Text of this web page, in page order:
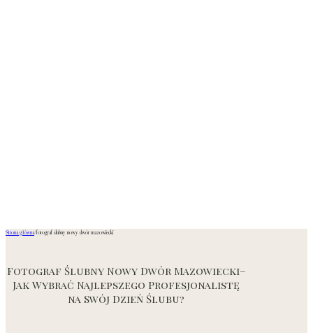
Strona główna/fotograf ślubny nowy dwór mazowiecki
Fotograf Ślubny Nowy Dwór Mazowiecki–
Jak Wybrać Najlepszego Profesjonalistę
na Swój Dzień Ślubu?